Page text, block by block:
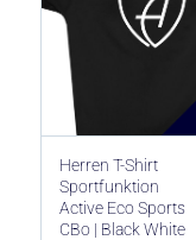
Herren T-Shirt
Sportfunktion
Active Eco Sports
CBo | Black White